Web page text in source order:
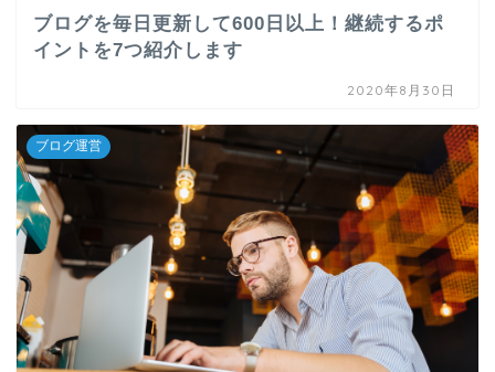
ブログを毎日更新して600日以上！継続するポ
イントを7つ紹介します
2020年8月30日
ブログ運営